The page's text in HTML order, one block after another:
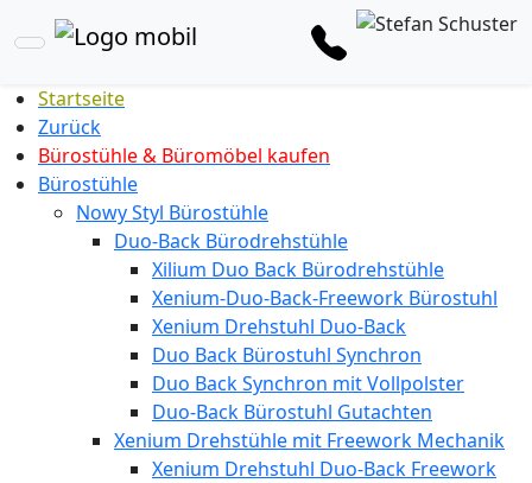
Startseite
Zurück
Bürostühle & Büromöbel kaufen
Bürostühle
Nowy Styl Bürostühle
Duo-Back Bürodrehstühle
Xilium Duo Back Bürodrehstühle
Xenium-Duo-Back-Freework Bürostuhl
Xenium Drehstuhl Duo-Back
Duo Back Bürostuhl Synchron
Duo Back Synchron mit Vollpolster
Duo-Back Bürostuhl Gutachten
Xenium Drehstühle mit Freework Mechanik
Xenium Drehstuhl Duo-Back Freework